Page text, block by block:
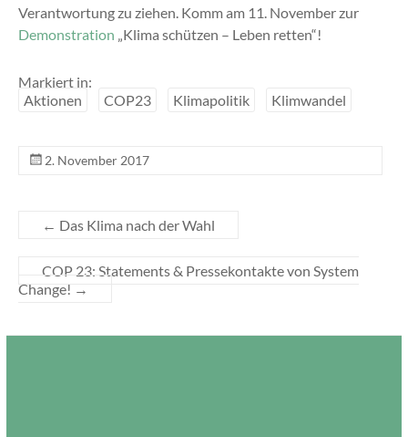
Verantwortung zu ziehen. Komm am 11. November zur
Demonstration „Klima schützen – Leben retten“!
Markiert in:
Aktionen
COP23 Klimapolitik Klimwandel
2. November 2017
← Das Klima nach der Wahl
COP 23: Statements & Pressekontakte von System
Change! →